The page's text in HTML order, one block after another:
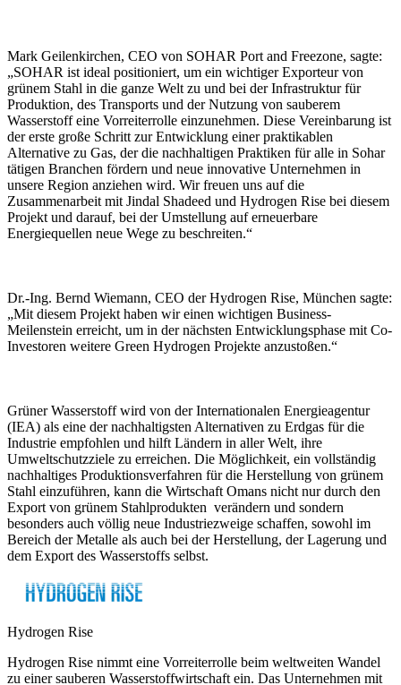
Mark Geilenkirchen, CEO von SOHAR Port and Freezone, sagte:
„SOHAR ist ideal positioniert, um ein wichtiger Exporteur von
grünem Stahl in die ganze Welt zu und bei der Infrastruktur für
Produktion, des Transports und der Nutzung von sauberem
Wasserstoff eine Vorreiterrolle einzunehmen. Diese Vereinbarung ist
der erste große Schritt zur Entwicklung einer praktikablen
Alternative zu Gas, der die nachhaltigen Praktiken für alle in Sohar
tätigen Branchen fördern und neue innovative Unternehmen in
unsere Region anziehen wird. Wir freuen uns auf die
Zusammenarbeit mit Jindal Shadeed und Hydrogen Rise bei diesem
Projekt und darauf, bei der Umstellung auf erneuerbare
Energiequellen neue Wege zu beschreiten.“
Dr.-Ing. Bernd Wiemann, CEO der Hydrogen Rise, München sagte:
„Mit diesem Projekt haben wir einen wichtigen Business-
Meilenstein erreicht, um in der nächsten Entwicklungsphase mit Co-
Investoren weitere Green Hydrogen Projekte anzustoßen.“
Grüner Wasserstoff wird von der Internationalen Energieagentur
(IEA) als eine der nachhaltigsten Alternativen zu Erdgas für die
Industrie empfohlen und hilft Ländern in aller Welt, ihre
Umweltschutzziele zu erreichen. Die Möglichkeit, ein vollständig
nachhaltiges Produktionsverfahren für die Herstellung von grünem
Stahl einzuführen, kann die Wirtschaft Omans nicht nur durch den
Export von grünem Stahlprodukten verändern und sondern
besonders auch völlig neue Industriezweige schaffen, sowohl im
Bereich der Metalle als auch bei der Herstellung, der Lagerung und
dem Export des Wasserstoffs selbst.
Hydrogen Rise
Hydrogen Rise nimmt eine Vorreiterrolle beim weltweiten Wandel
zu einer sauberen Wasserstoffwirtschaft ein. Das Unternehmen mit